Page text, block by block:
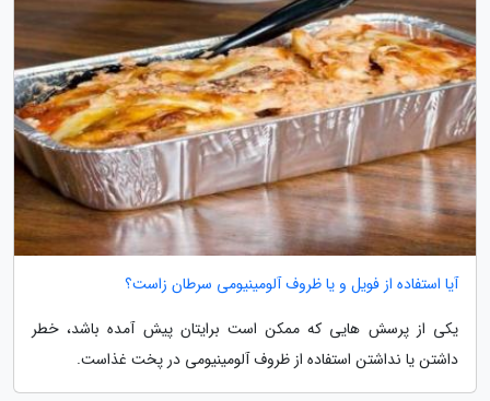
آیا استفاده از فویل و یا ظروف آلومینیومی سرطان زاست؟
یکی از پرسش هایی که ممکن است برایتان پیش آمده باشد، خطر
داشتن یا نداشتن استفاده از ظروف آلومینیومی در پخت غذاست.